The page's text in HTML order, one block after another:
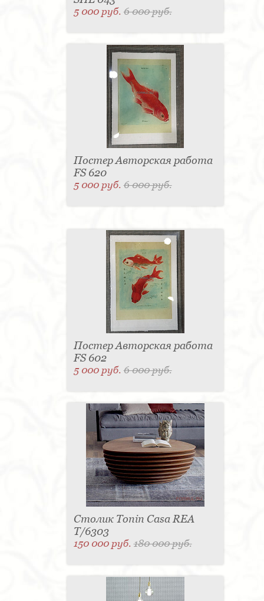
5 000 руб.6 000 руб.
Постер Авторская работа
FS 620
5 000 руб.6 000 руб.
Постер Авторская работа
FS 602
5 000 руб.6 000 руб.
Столик Tonin Casa REA
T/6303
150 000 руб.180 000 руб.